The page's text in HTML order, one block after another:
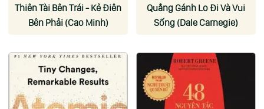
Thiên Tài Bên Trái - Kẻ Điên
Bên Phải (Cao Minh)
Quẳng Gánh Lo Đi Và Vui
Sống (Dale Carnegie)